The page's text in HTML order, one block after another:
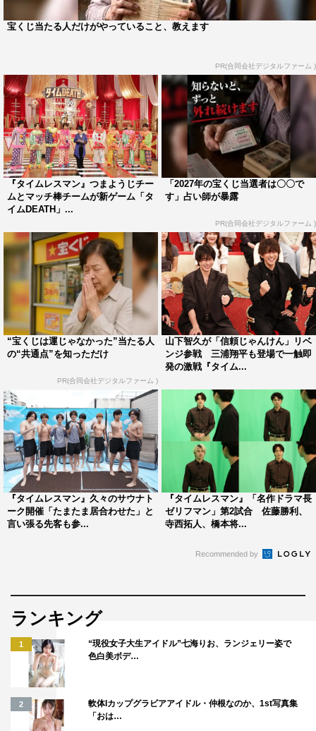
1分間でクリアできなければ、お仕置き執行人であるホワ
イトタイガーの“シロ”から、かなり強めのお仕置きを受け
シャーと戦いながらゲームクリアを目指す。
5月1日放送の第1弾に続いて、今回も“つまようじ”こと佐
藤勝利と“マッチ棒”こと橋本将生の“つまッチ”コンビが真
っ向勝負。佐藤＆菊池＆原＆猪俣にゲストの王林を迎え
た“つまようじチーム”と、橋本＆松島＆寺西＆篠塚にゲス
トのファーストサマーウイカを迎えた“マッチ棒チーム”に
分かれて対戦する。
両チームは、お題のワードが歌詞の中に入っている曲を歌
う「縛りカラオケ」、パネルの文字列の中から間違った表
記の文字を見つける「脳バグ間違い探し」、ボトルシップ
（瓶の中に入った船の模型）の甲板に人形を立てる「ボト
ルシップチャレンジ」など、前回にも挑戦したゲームで対
決するほか、代表者が投げた紙飛行機を残りのメンバーが
滑走路風のボードを使ってキャッチする全員参加の新ゲー
ム「紙飛行機ランディング」にも挑戦。もし負けたら、お
仕置きも全員で受けなければならないとあって、両チーム
一同、緊張の面持ちでゲームに臨む。
また、「あみだセンブリ茶」「激クサ空気砲」など、第1
弾でもスタジオ中を震撼させたお仕置きに加え、超強力な
新たなるお仕置きも登場する。
番組情報
＜出演＞
timelesz（佐藤勝利、菊池風磨、松島聡、寺西拓人、原嘉
孝、橋本将生、猪俣周杜、篠塚大輝）
＜ゲスト＞
ファーストサマーウイカ、王林
宝くじ当たる人だけがやっていること、教えます
PR(合同会社デジタルファーム )
『タイムレスマン』つまようじチー
ムとマッチ棒チームが新ゲーム「タ
イムDEATH」...
「2027年の宝くじ当選者は〇〇で
す」占い師が暴露
PR(合同会社デジタルファーム )
“宝くじは運じゃなかった”当たる人
の“共通点”を知っただけ
PR(合同会社デジタルファーム )
山下智久が「信頼じゃんけん」リベ
ンジ参戦 三浦翔平も登場で一触即
発の激戦『タイム...
『タイムレスマン』久々のサウナト
ーク開催「たまたま居合わせた」と
言い張る先客も参...
『タイムレスマン』「名作ドラマ長
ゼリフマン」第2試合 佐藤勝利、
寺西拓人、橋本将...
Recommended by
ランキング
1
“現役女子大生アイドル”七海りお、ランジェリー姿で
色白美ボデ…
2
軟体Iカップグラビアアイドル・仲根なのか、1st写真集
「おは…